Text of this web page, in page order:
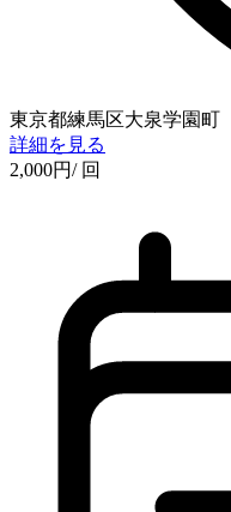
東京都練馬区大泉学園町
詳細を見る
2,000円/ 回